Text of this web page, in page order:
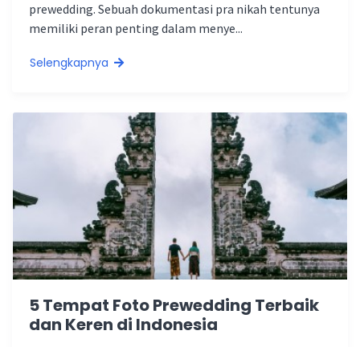
prewedding. Sebuah dokumentasi pra nikah tentunya
memiliki peran penting dalam menye...
Selengkapnya
5 Tempat Foto Prewedding Terbaik
dan Keren di Indonesia